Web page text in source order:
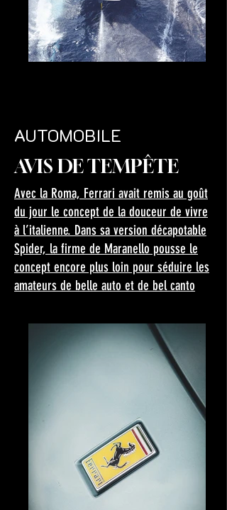
AUTOMOBILE
AVIS DE TEMPÊTE
Avec la Roma, Ferrari avait remis au goût
du jour le concept de la douceur de vivre
à l’italienne. Dans sa version décapotable
Spider, la firme de Maranello pousse le
concept encore plus loin pour séduire les
amateurs de belle auto et de bel canto